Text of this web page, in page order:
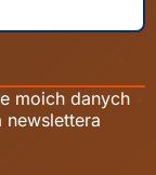
moich danych